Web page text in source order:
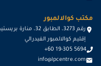
مكتب كوالالمبور
إقليم كوالالمبور الفيدرالي
+60 19-305 5694
info@lpcentre.com